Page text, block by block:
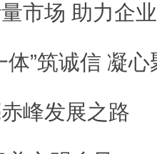
市场 助力企
峰发展之路